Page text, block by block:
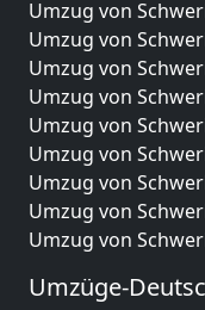
Umzug von
Umzug von
Umzug von
Umzug von
Umzug von
Umzug von
Umzug von
Umzug von
Umzug von
Umzüge-